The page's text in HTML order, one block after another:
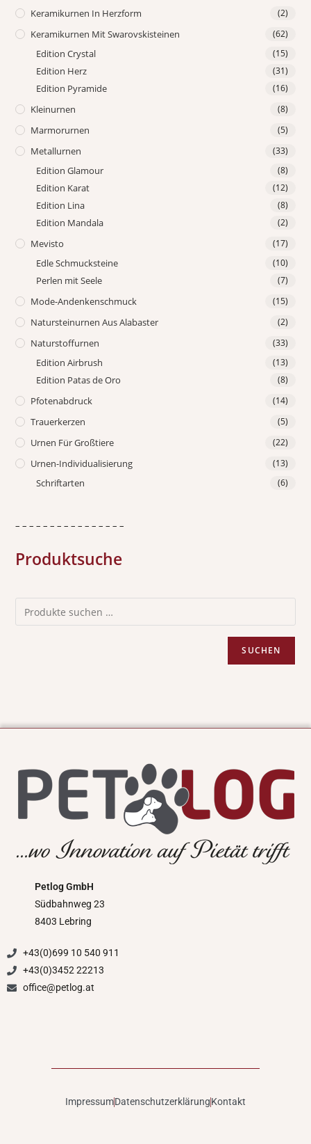
Keramikurnen In Herzform (2)
Keramikurnen Mit Swarovskisteinen (62)
Edition Crystal (15)
Edition Herz (31)
Edition Pyramide (16)
Kleinurnen (8)
Marmorurnen (5)
Metallurnen (33)
Edition Glamour (8)
Edition Karat (12)
Edition Lina (8)
Edition Mandala (2)
Mevisto (17)
Edle Schmucksteine (10)
Perlen mit Seele (7)
Mode-Andenkenschmuck (15)
Natursteinurnen Aus Alabaster (2)
Naturstoffurnen (33)
Edition Airbrush (13)
Edition Patas de Oro (8)
Pfotenabdruck (14)
Trauerkerzen (5)
Urnen Für Großtiere (22)
Urnen-Individualisierung (13)
Schriftarten (6)
– – – – – – – – – – – – – – – –
Produktsuche
SUCHEN
Petlog GmbH
Südbahnweg 23
8403 Lebring
+43(0)699 10 540 911
+43(0)3452 22213
office@petlog.at
ImpressumDatenschutzerklärungKontakt